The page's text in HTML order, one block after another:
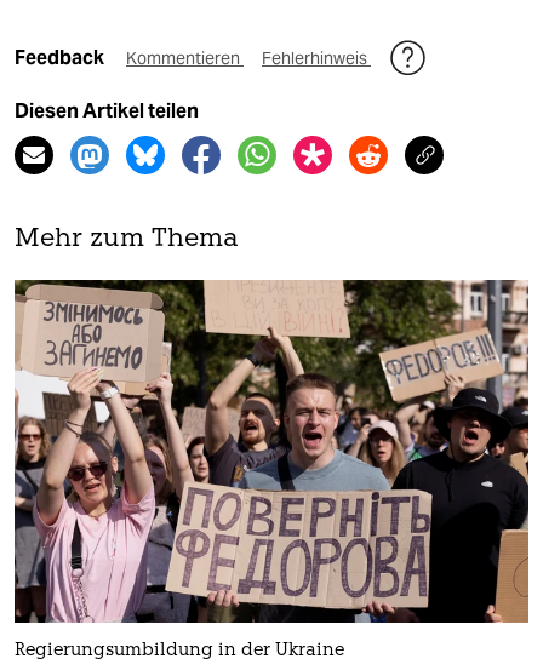
Feedback Kommentieren Fehlerhinweis
Diesen Artikel teilen
Mehr zum Thema
Regierungsumbildung in der Ukraine